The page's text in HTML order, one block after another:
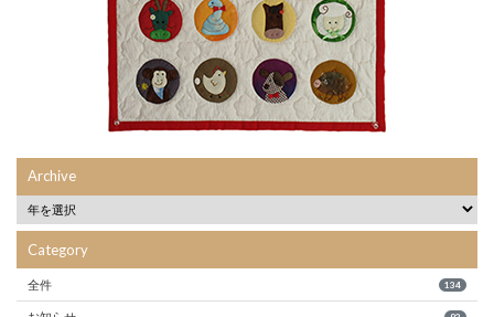
Archive
Category
全件 134